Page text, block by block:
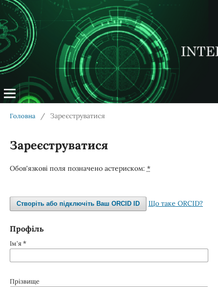
Головна / Зареєструватися
Зареєструватися
Обов'язкові поля позначено астериском: *
Створіть або підключіть Ваш ORCID ID Що таке ORCID?
Профіль
Ім'я*
Прізвище